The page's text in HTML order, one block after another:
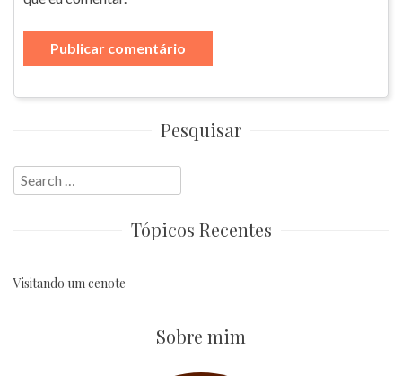
Pesquisar
Search
for:
Tópicos Recentes
Visitando um cenote
Sobre mim